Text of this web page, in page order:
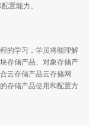
置能力。
的学习，学员将能理解
存储产品、对象存储产
云存储产品云存储网
存储产品使用和配置方